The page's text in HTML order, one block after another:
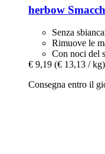
herbow
Senza
Rimuove le
Con noci del
€ 9,19 (€ 13,13 / kg)
Consegna entro il